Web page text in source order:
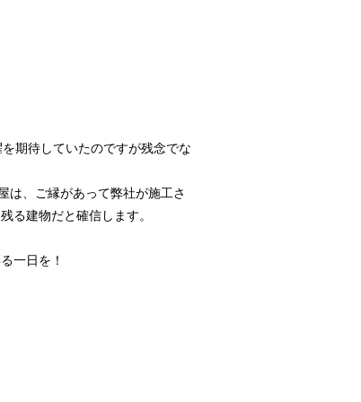
期待していたのですが残念でな
は、ご縁があって弊社が施工さ
る建物だと確信します。
一日を！